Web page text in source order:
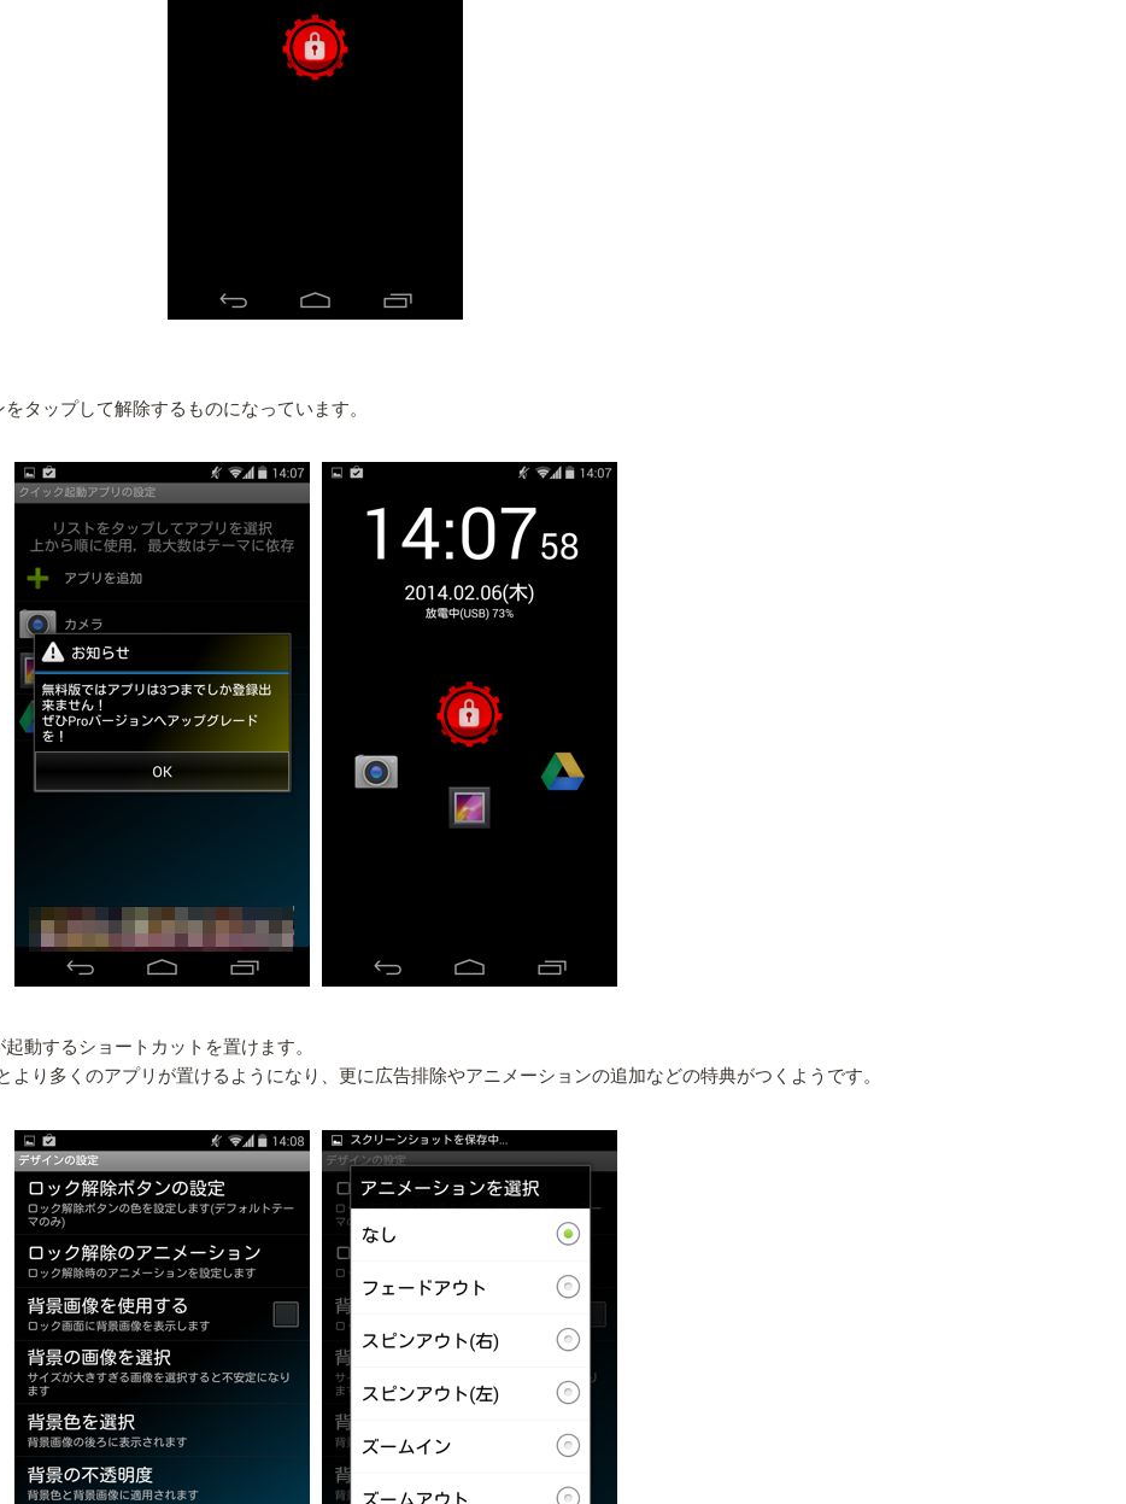
タップして解除するものになっています。
動するショートカットを置けます。
り多くのアプリが置けるようになり、更に広告排除やアニメーションの追加などの特典がつくようです。